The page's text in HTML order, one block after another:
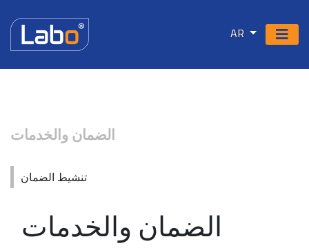
AR
الضمان والخدمات
الضمان والخدمات
تنشيط الضمان